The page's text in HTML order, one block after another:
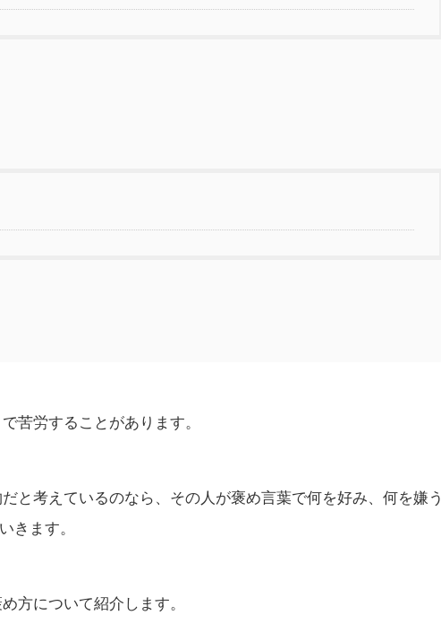
苦労することがあります。
と考えているのなら、その人が褒め言葉で何を好み、何を嫌う
きます。
方について紹介します。